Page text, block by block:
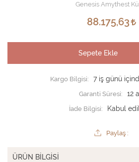
Genesis Amythest
88.175,63
Sepete Ekle
Kargo Bilgisi:
7 iş günü
Garanti Süresi:
12
İade Bilgisi:
Paylaş :
ÜRÜN BILGISI